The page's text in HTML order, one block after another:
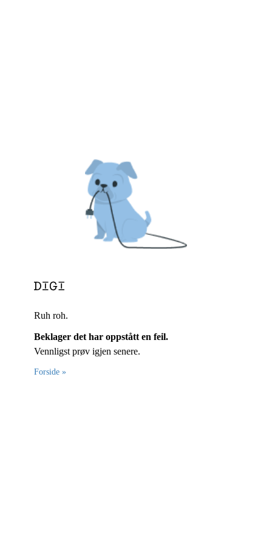
Ruh roh.
Beklager det har oppstått en feil.
Vennligst prøv igjen senere.
Forside »